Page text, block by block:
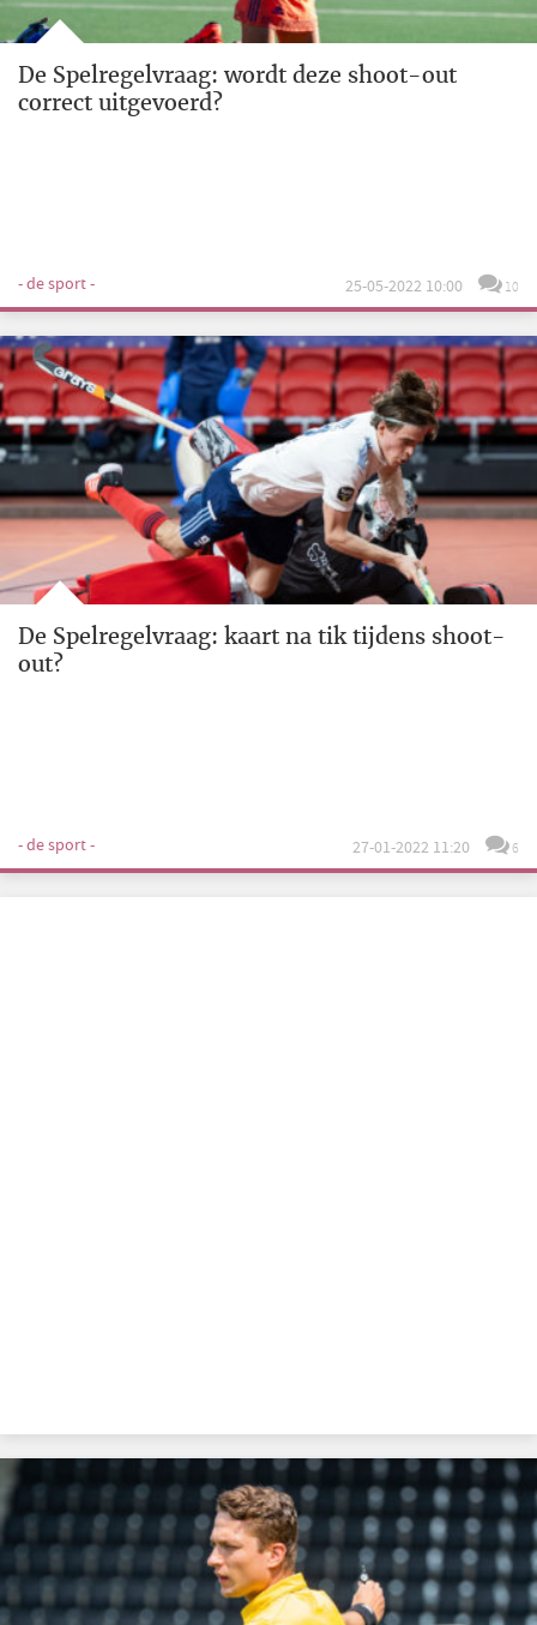
De Spelregelvraag: wordt deze shoot-out
correct uitgevoerd?
- de sport - 25-05-2022 10:00 10
De Spelregelvraag: kaart na tik tijdens shoot-
out?
- de sport - 27-01-2022 11:20 6